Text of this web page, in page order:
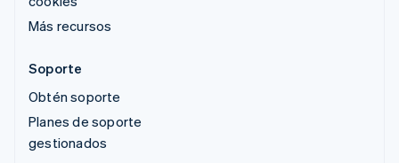
Más recursos
Soporte
Obtén soporte
Planes de soporte
gestionados